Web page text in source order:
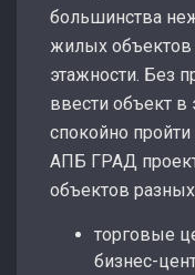
большинства
жилых
этажности. Без
ввести объект в
спокойно
АПБ ГРАД
объектов
торговые
бизнес-